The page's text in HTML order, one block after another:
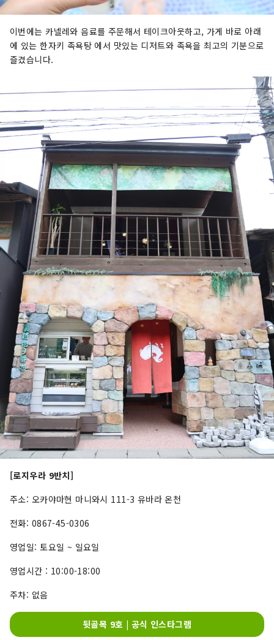
이번에는 카넬레와 음료를 주문해서 테이크아웃하고, 가게 바로 아래
에 있는 한자키 족욕탕 에서 맛있는 디저트와 족욕을 최고의 기분으로
즐겼습니다.
[로지우라 9반치]
주소: 오카야마현 마니와시 111-3 유바라 온천
전화: 0867-45-0306
영업일: 토요일 ~ 일요일
영업시간 : 10:00-18:00
주차: 없음
뒷골목 9호 | 공식 인스타그램